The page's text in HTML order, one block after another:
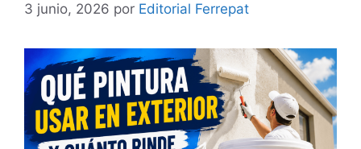
3 junio, 2026 por Editorial Ferrepat